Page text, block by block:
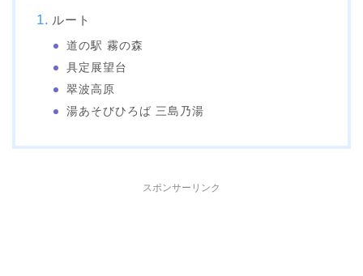
ルート
道の駅 霧の森
具定展望台
翠波高原
湯あそびひろば 三島乃湯
スポンサーリンク